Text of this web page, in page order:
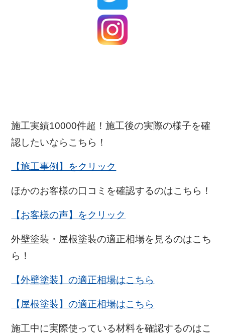
施工実績10000件超！施工後の実際の様子を確
認したいならこちら！
【施工事例】をクリック
ほかのお客様の口コミを確認するのはこちら！
【お客様の声】をクリック
外壁塗装・屋根塗装の適正相場を見るのはこち
ら！
【外壁塗装】の適正相場はこちら
【屋根塗装】の適正相場はこちら
施工中に実際使っている材料を確認するのはこ